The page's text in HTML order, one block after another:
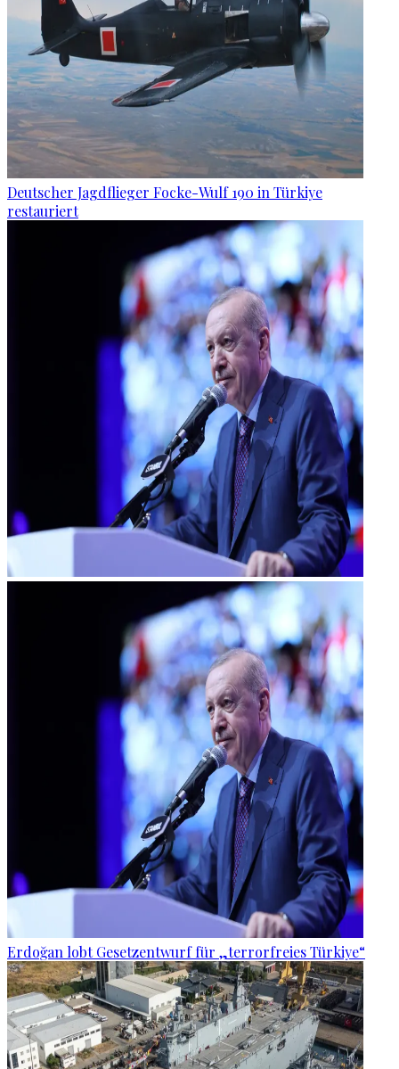
Deutscher Jagdflieger Focke-Wulf 190 in Türkiye
restauriert
Erdoğan lobt Gesetzentwurf für „terrorfreies Türkiye“